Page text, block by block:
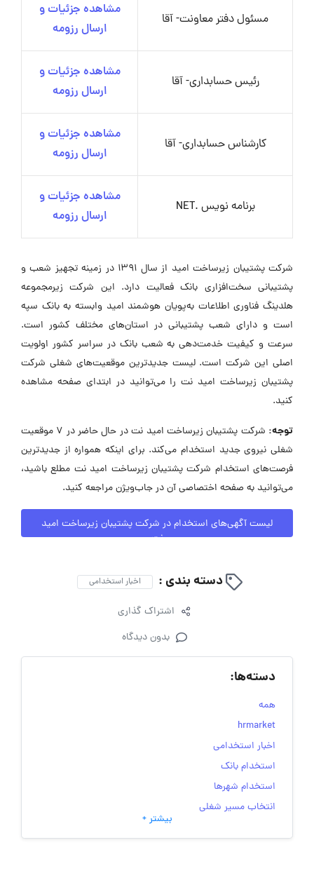
مسئول دفتر معاونت- آقا
مشاهده جزئیات و
ارسال رزومه
رئیس حسابداری- آقا
مشاهده جزئیات و
ارسال رزومه
کارشناس حسابداری- آقا
مشاهده جزئیات و
ارسال رزومه
برنامه نویس .NET
مشاهده جزئیات و
ارسال رزومه
شرکت پشتیبان زیرساخت امید از سال ۱۳۹۱ در زمینه تجهیز شعب و
پشتیبانی سخت‌افزاری بانک فعالیت دارد. این شرکت زیرمجموعه
هلدینگ فناوری اطلاعات به‌پویان هوشمند امید وابسته به بانک سپه
است و دارای شعب پشتیبانی در استان‌های مختلف کشور است.
سرعت و کیفیت خدمت‌دهی به شعب بانک در سراسر کشور اولویت
اصلی این شرکت است. لیست جدیدترین موقعیت‌های شغلی شرکت
پشتیبان زیرساخت امید نت را می‌توانید در ابتدای صفحه مشاهده
کنید.
توجه:
شرکت پشتیبان زیرساخت امید نت در حال حاضر در ۷ موقعیت
شغلی نیروی جدید استخدام می‌کند. برای اینکه همواره از جدیدترین
فرصت‌های استخدام شرکت پشتیبان زیرساخت امید نت مطلع باشید،
می‌توانید به صفحه اختصاصی آن در جاب‌ویژن مراجعه کنید.
لیست آگهی‌های استخدام در شرکت پشتیبان زیرساخت امید
نت
دسته بندی : اخبار استخدامی
اشتراک گذاری
بدون دیدگاه
دسته‌ها:
همه
hrmarket
اخبار استخدامی
استخدام بانک
استخدام شهرها
انتخاب مسیر شغلی
به‌روزرسانی‌های سایت (کارجویی)
بیشتر +